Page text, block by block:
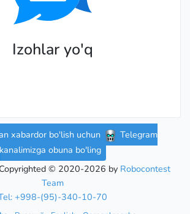
Izohlar yo'q
xabardor bo'lish uchun
Telegram
kanalimizga obuna bo'ling
© 2020-2026 by Robocontest
Team
+998-(95)-340-10-70